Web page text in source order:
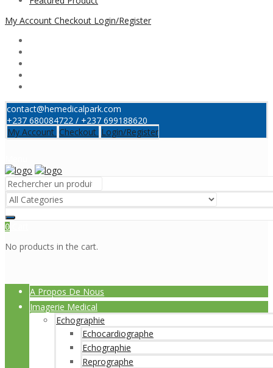
My Account Checkout Login/Register
contact@hemedicalpark.com
+237 680084722 / +237 699188620
My Account Checkout Login/Register
0
No products in the cart.
A Propos De Nous
Imagerie Medical
Echographie
Echocardiographe
Echographie
Reprographe